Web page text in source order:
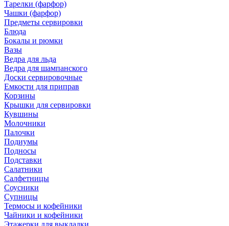
Тарелки (фарфор)
Чашки (фарфор)
Предметы сервировки
Блюда
Бокалы и рюмки
Вазы
Ведра для льда
Ведра для шампанского
Доски сервировочные
Емкости для приправ
Корзины
Крышки для сервировки
Кувшины
Молочники
Палочки
Подиумы
Подносы
Подставки
Салатники
Салфетницы
Соусники
Супницы
Термосы и кофейники
Чайники и кофейники
Этажерки для выкладки